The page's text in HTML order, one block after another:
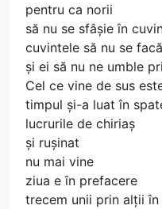
pentru ca norii
să nu se sfâșie în
cuvintele să nu se
și ei să nu ne umble
Cel ce vine de sus
timpul și-a luat în
lucrurile de chiriaș
și rușinat
nu mai vine
ziua e în prefacere
trecem unii prin alții în